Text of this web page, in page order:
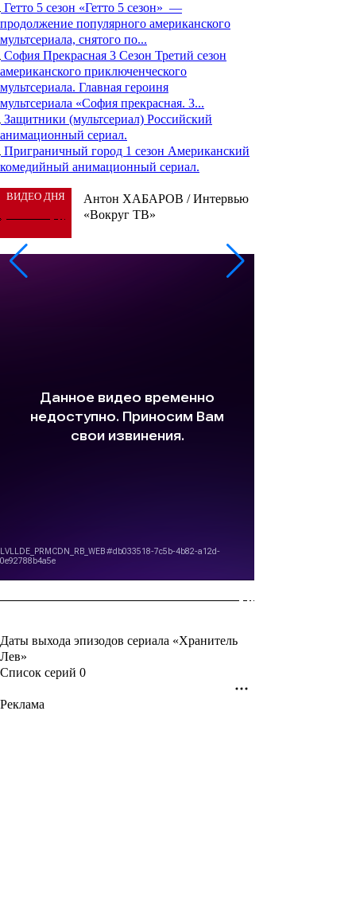
Гетто 5 сезон «Гетто 5 сезон» —
продолжение популярного американского
мультсериала, снятого по...
София Прекрасная 3 Сезон Третий сезон
американского приключенческого
мультсериала. Главная героиня
мультсериала «София прекрасная. 3...
Защитники (мультсериал) Российский
анимационный сериал.
Приграничный город 1 сезон Американский
комедийный анимационный сериал.
ВИДЕО ДНЯ
Антон ХАБАРОВ / Интервью
«Вокруг ТВ»
Даты выхода эпизодов сериала «Хранитель
Лев»
Список серий 0
Реклама